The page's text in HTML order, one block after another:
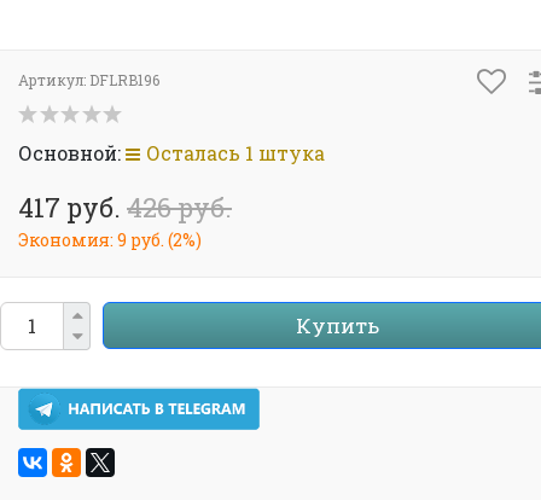
Артикул: DFLRB196
Основной: Осталась 1 штука
417 руб. 426 руб.
Экономия: 9 руб. (2%)
Купить